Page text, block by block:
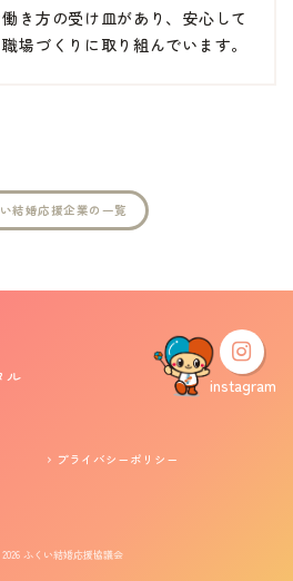
ついて
先
プライバシーポリシー
き方の受け皿があり、安心して
場づくりに取り組んでいます。
結婚応援企業の一覧
ル instagram
プライバシーポリシー
ふくい結婚応援協議会